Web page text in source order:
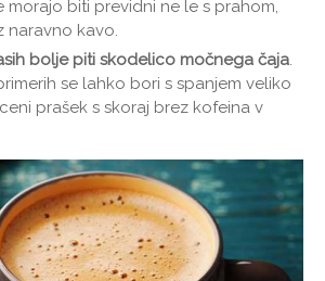
morajo biti previdni ne le s prahom,
naravno kavo.
bolje piti skodelico močnega čaja.
se lahko bori s spanjem veliko
prašek s skoraj brez kofeina v